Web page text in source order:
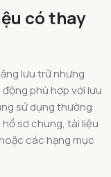
có thay
lưu trữ nhưng
phù hợp với lưu
sử dụng thường
sơ chung, tài liệu
các hạng mục